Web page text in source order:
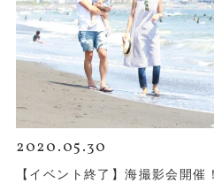
2020.05.30
【イベント終了】海撮影会開